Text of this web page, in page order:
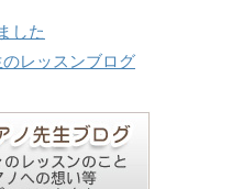
した
レッスンブログ